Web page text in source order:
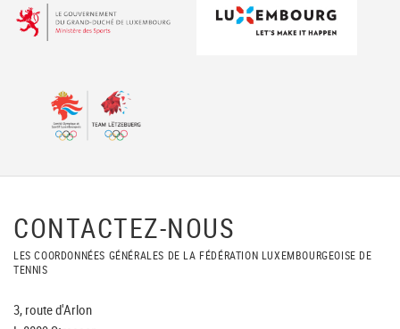
CONTACTEZ-NOUS
LES COORDONNÉES GÉNÉRALES DE LA FÉDÉRATION LUXEMBOURGEOISE DE
TENNIS
3, route d'Arlon